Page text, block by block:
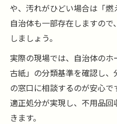
や、汚れがひどい場合は「
自治体も一部存在しますの
しましょう。
実際の現場では、自治体のホ
古紙」の分類基準を確認し
の窓口に相談するのが安心
適正処分が実現し、不用品
きます。